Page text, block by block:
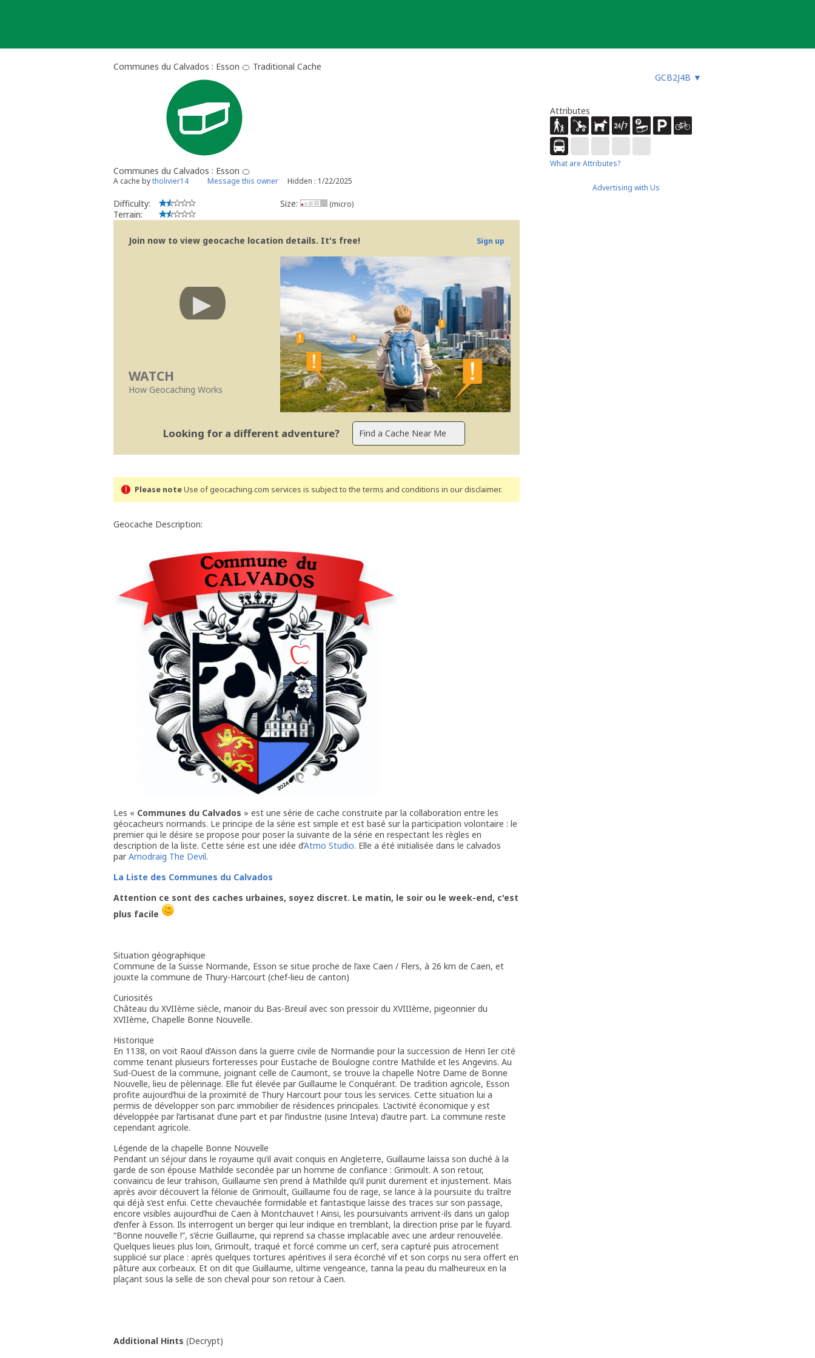
Communes du Calvados : Esson 🍊 Traditional Cache
GCB2J4B ▼
Communes du Calvados : Esson 🍊
A cache bytholivier14 Message this owner Hidden : 1/22/2025
Difficulty:
Terrain:
Size: (micro)
Join now to view geocache location details. It's free! Sign up
WATCH
How Geocaching Works
Looking for a different adventure?
Please noteUse of geocaching.com services is subject to the terms and conditions in our disclaimer.
Geocache Description:
Les « Communes du Calvados » est une série de cache construite par la collaboration entre les
géocacheurs normands. Le principe de la série est simple et est basé sur la participation volontaire : le
premier qui le désire se propose pour poser la suivante de la série en respectant les règles en
description de la liste. Cette série est une idée d’Atmo Studio. Elle a été initialisée dans le calvados
par Arnodraig The Devil.
La Liste des Communes du Calvados
Attention ce sont des caches urbaines, soyez discret. Le matin, le soir ou le week-end, c'est
plus facile
Situation géographique
Commune de la Suisse Normande, Esson se situe proche de l’axe Caen / Flers, à 26 km de Caen, et
jouxte la commune de Thury-Harcourt (chef-lieu de canton)
Curiosités
Château du XVIIème siècle, manoir du Bas-Breuil avec son pressoir du XVIIIème, pigeonnier du
XVIIème, Chapelle Bonne Nouvelle.
Historique
En 1138, on voit Raoul d’Aisson dans la guerre civile de Normandie pour la succession de Henri Ier cité
comme tenant plusieurs forteresses pour Eustache de Boulogne contre Mathilde et les Angevins. Au
Sud-Ouest de la commune, joignant celle de Caumont, se trouve la chapelle Notre Dame de Bonne
Nouvelle, lieu de pèlerinage. Elle fut élevée par Guillaume le Conquérant. De tradition agricole, Esson
profite aujourd’hui de la proximité de Thury Harcourt pour tous les services. Cette situation lui a
permis de développer son parc immobilier de résidences principales. L’activité économique y est
développée par l’artisanat d’une part et par l’industrie (usine Inteva) d’autre part. La commune reste
cependant agricole.
Légende de la chapelle Bonne Nouvelle
Pendant un séjour dans le royaume qu’il avait conquis en Angleterre, Guillaume laissa son duché à la
garde de son épouse Mathilde secondée par un homme de confiance : Grimoult. A son retour,
convaincu de leur trahison, Guillaume s’en prend à Mathilde qu’il punit durement et injustement. Mais
après avoir découvert la félonie de Grimoult, Guillaume fou de rage, se lance à la poursuite du traître
qui déjà s’est enfui. Cette chevauchée formidable et fantastique laisse des traces sur son passage,
encore visibles aujourd’hui de Caen à Montchauvet ! Ainsi, les poursuivants arrivent-ils dans un galop
d’enfer à Esson. Ils interrogent un berger qui leur indique en tremblant, la direction prise par le fuyard.
“Bonne nouvelle !”, s’écrie Guillaume, qui reprend sa chasse implacable avec une ardeur renouvelée.
Quelques lieues plus loin, Grimoult, traqué et forcé comme un cerf, sera capturé puis atrocement
supplicié sur place : après quelques tortures apéritives il sera écorché vif et son corps nu sera offert en
pâture aux corbeaux. Et on dit que Guillaume, ultime vengeance, tanna la peau du malheureux en la
plaçant sous la selle de son cheval pour son retour à Caen.
Additional Hints (Decrypt)
Attributes
What are Attributes?
Advertising with Us